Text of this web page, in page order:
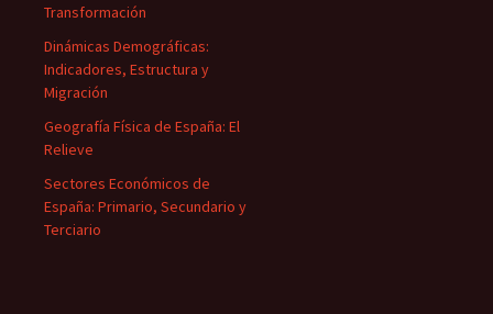
Transformación
Dinámicas Demográficas:
Indicadores, Estructura y
Migración
Geografía Física de España: El
Relieve
Sectores Económicos de
España: Primario, Secundario y
Terciario